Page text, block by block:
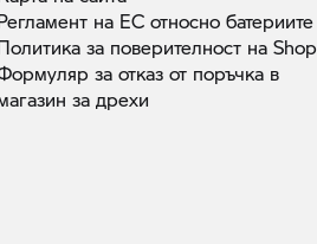
на ЕС относно батериите
за поверителност на Shop
за отказ от поръчка в
за дрехи